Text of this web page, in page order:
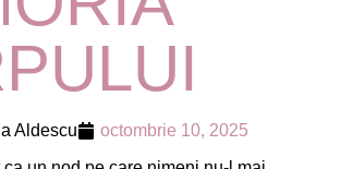
Aldescu
octombrie 10, 2025